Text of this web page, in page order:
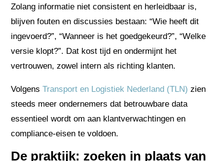
Zolang informatie niet consistent en herleidbaar is,
blijven fouten en discussies bestaan: “Wie heeft dit
ingevoerd?”, “Wanneer is het goedgekeurd?”, “Welke
versie klopt?”. Dat kost tijd en ondermijnt het
vertrouwen, zowel intern als richting klanten.
VolgensTransport en Logistiek Nederland (TLN) zien
steeds meer ondernemers dat betrouwbare data
essentieel wordt om aan klantverwachtingen en
compliance-eisen te voldoen.
De praktijk: zoeken in plaats van